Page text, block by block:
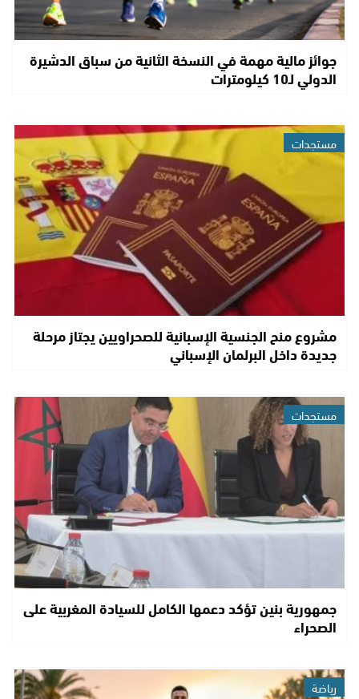
جوائز مالية مهمة في النسخة الثانية من سباق الدشيرة
الدولي لـ10 كيلومترات
مستجدات
مشروع منح الجنسية الإسبانية للصحراويين يجتاز مرحلة
جديدة داخل البرلمان الإسباني
مستجدات
جمهورية بنين تؤكد دعمها الكامل للسيادة المغربية على
الصحراء
رياضة